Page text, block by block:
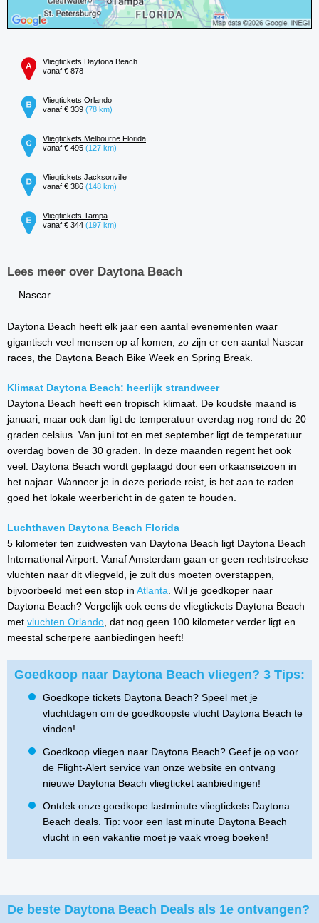
Vliegtickets Daytona Beach
vanaf € 878
Vliegtickets Orlando
vanaf € 339 (78 km)
Vliegtickets Melbourne Florida
vanaf € 495 (127 km)
Vliegtickets Jacksonville
vanaf € 386 (148 km)
Vliegtickets Tampa
vanaf € 344 (197 km)
Lees meer over Daytona Beach
... Nascar.
Daytona Beach heeft elk jaar een aantal evenementen waar
gigantisch veel mensen op af komen, zo zijn er een aantal Nascar
races, the Daytona Beach Bike Week en Spring Break.
Klimaat Daytona Beach: heerlijk strandweer
Daytona Beach heeft een tropisch klimaat. De koudste maand is
januari, maar ook dan ligt de temperatuur overdag nog rond de 20
graden celsius. Van juni tot en met september ligt de temperatuur
overdag boven de 30 graden. In deze maanden regent het ook
veel. Daytona Beach wordt geplaagd door een orkaanseizoen in
het najaar. Wanneer je in deze periode reist, is het aan te raden
goed het lokale weerbericht in de gaten te houden.
Luchthaven Daytona Beach Florida
5 kilometer ten zuidwesten van Daytona Beach ligt Daytona Beach
International Airport. Vanaf Amsterdam gaan er geen rechtstreekse
vluchten naar dit vliegveld, je zult dus moeten overstappen,
bijvoorbeeld met een stop in Atlanta. Wil je goedkoper naar
Daytona Beach? Vergelijk ook eens de vliegtickets Daytona Beach
met vluchten Orlando, dat nog geen 100 kilometer verder ligt en
meestal scherpere aanbiedingen heeft!
Goedkoop naar Daytona Beach vliegen? 3 Tips:
Goedkope tickets Daytona Beach? Speel met je
vluchtdagen om de goedkoopste vlucht Daytona Beach te
vinden!
Goedkoop vliegen naar Daytona Beach? Geef je op voor
de Flight-Alert service van onze website en ontvang
nieuwe Daytona Beach vliegticket aanbiedingen!
Ontdek onze goedkope lastminute vliegtickets Daytona
Beach deals. Tip: voor een last minute Daytona Beach
vlucht in een vakantie moet je vaak vroeg boeken!
De beste Daytona Beach Deals als 1e ontvangen?